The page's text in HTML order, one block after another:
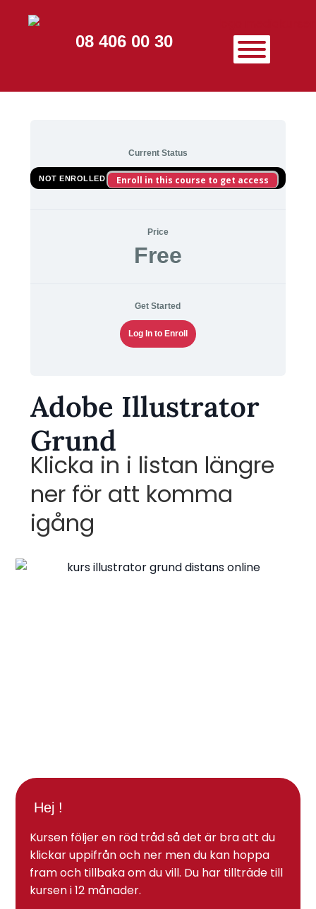
08 406 00 30
Current Status
NOT ENROLLED Enroll in this course to get access
Price
Free
Get Started
Log In to Enroll
Adobe Illustrator
Grund
Klicka in i listan längre
ner för att komma
igång
Hej !
Kursen följer en röd tråd så det är bra att du
klickar uppifrån och ner men du kan hoppa
fram och tillbaka om du vill. Du har tillträde till
kursen i 12 månader.